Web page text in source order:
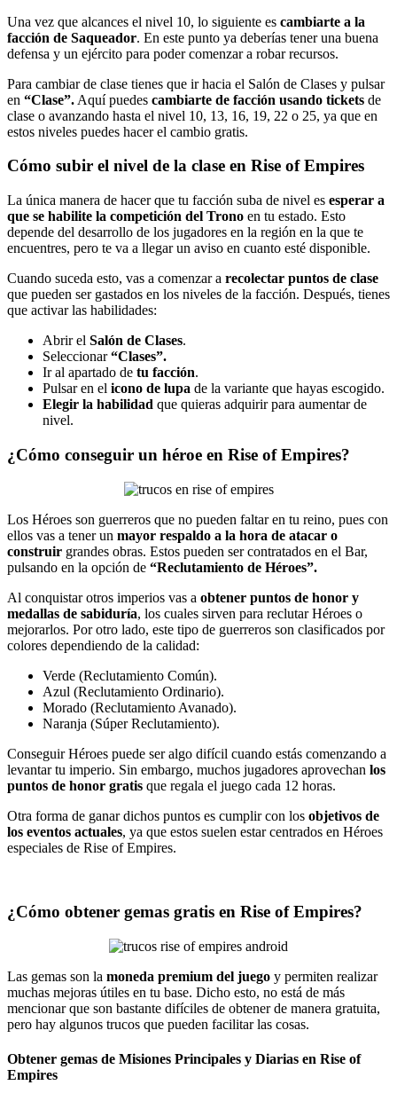
Una vez que alcances el nivel 10, lo siguiente es cambiarte a la
facción de Saqueador. En este punto ya deberías tener una buena
defensa y un ejército para poder comenzar a robar recursos.
Para cambiar de clase tienes que ir hacia el Salón de Clases y pulsar
en “Clase”. Aquí puedes cambiarte de facción usando tickets de
clase o avanzando hasta el nivel 10, 13, 16, 19, 22 o 25, ya que en
estos niveles puedes hacer el cambio gratis.
Cómo subir el nivel de la clase en Rise of Empires
La única manera de hacer que tu facción suba de nivel es esperar a
que se habilite la competición del Trono en tu estado. Esto
depende del desarrollo de los jugadores en la región en la que te
encuentres, pero te va a llegar un aviso en cuanto esté disponible.
Cuando suceda esto, vas a comenzar a recolectar puntos de clase
que pueden ser gastados en los niveles de la facción. Después, tienes
que activar las habilidades:
Abrir el Salón de Clases.
Seleccionar“Clases”.
Ir al apartado de tu facción.
Pulsar en el icono de lupa de la variante que hayas escogido.
Elegir la habilidad que quieras adquirir para aumentar de
nivel.
¿Cómo conseguir un héroe en Rise of Empires?
Los Héroes son guerreros que no pueden faltar en tu reino, pues con
ellos vas a tener un mayor respaldo a la hora de atacar o
construir grandes obras. Estos pueden ser contratados en el Bar,
pulsando en la opción de “Reclutamiento de Héroes”.
Al conquistar otros imperios vas a obtener puntos de honor y
medallas de sabiduría, los cuales sirven para reclutar Héroes o
mejorarlos. Por otro lado, este tipo de guerreros son clasificados por
colores dependiendo de la calidad:
Verde (Reclutamiento Común).
Azul (Reclutamiento Ordinario).
Morado (Reclutamiento Avanado).
Naranja (Súper Reclutamiento).
Conseguir Héroes puede ser algo difícil cuando estás comenzando a
levantar tu imperio. Sin embargo, muchos jugadores aprovechan los
puntos de honor gratis que regala el juego cada 12 horas.
Otra forma de ganar dichos puntos es cumplir con los objetivos de
los eventos actuales, ya que estos suelen estar centrados en Héroes
especiales de Rise of Empires.
¿Cómo obtener gemas gratis en Rise of Empires?
Las gemas son la moneda premium del juego y permiten realizar
muchas mejoras útiles en tu base. Dicho esto, no está de más
mencionar que son bastante difíciles de obtener de manera gratuita,
pero hay algunos trucos que pueden facilitar las cosas.
Obtener gemas de Misiones Principales y Diarias en Rise of
Empires